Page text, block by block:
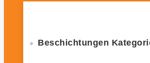
Beschichtungen